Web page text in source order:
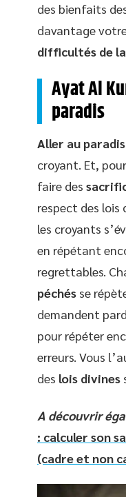
des bienfaits
davantage
difficultés de
Ayat Al
paradis
Aller au paradis
croyant. Et,
faire des
respect des lois
les croyants
en répétant
regrettables.
péchés se
demandent
pour répéter
erreurs. Vous
des lois divines
A découvrir
: calculer son
(cadre et non